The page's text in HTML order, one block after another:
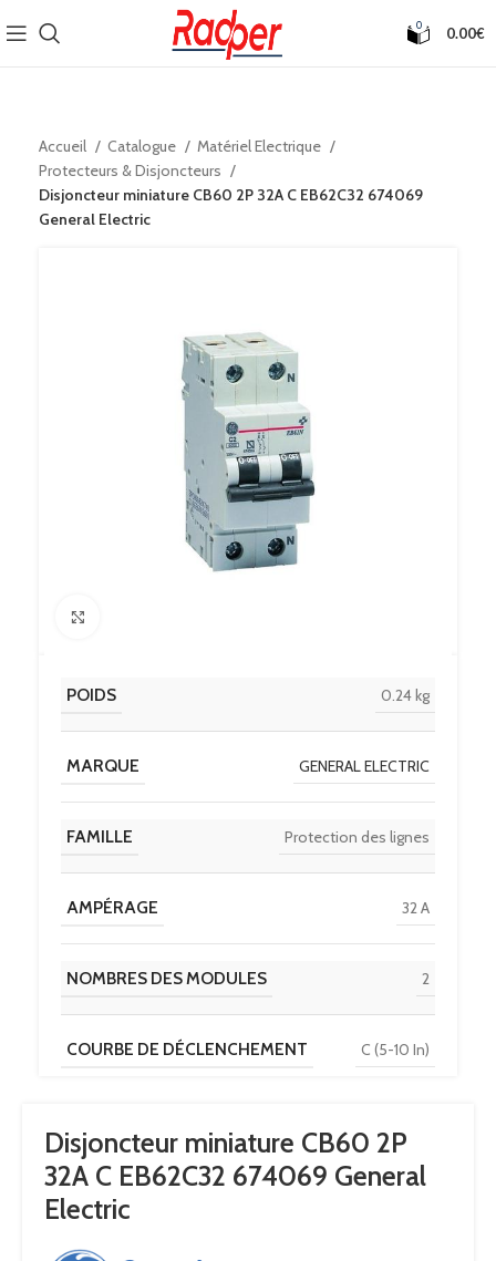
0 0.00€
Accueil Catalogue
Matériel Electrique
Protecteurs & Disjoncteurs
Disjoncteur miniature CB60 2P 32A C EB62C32 674069
General Electric
POIDS 0.24 kg
MARQUE GENERAL ELECTRIC
FAMILLE Protection des lignes
AMPÉRAGE 32 A
NOMBRES DES MODULES 2
COURBE DE DÉCLENCHEMENT C (5-10 In)
POUVOIR DE COUPURE 6 kA
Disjoncteur miniature CB60 2P
32A C EB62C32 674069 General
Electric